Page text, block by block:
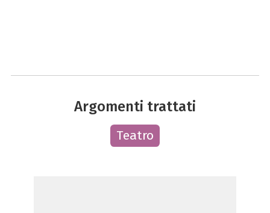
Argomenti trattati
Teatro